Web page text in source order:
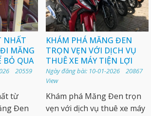
NHẤT
MĂNG
BỎ QUA
20559
từ
Đen
KHÁM PHÁ MĂNG ĐEN
TRỌN VẸN VỚI DỊCH VỤ
THUÊ XE MÁY TIỆN LỢI
Ngày đăng bài: 10-01-2026 20867
View
Khám phá Măng Đen trọn
vẹn với dịch vụ thuê xe máy